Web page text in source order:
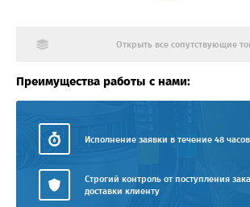
Открыть все сопутствующие
Преимущества работы с нами:
Исполнение заявки в течение 48 часов
Строгий контроль от поступления
доставки клиенту